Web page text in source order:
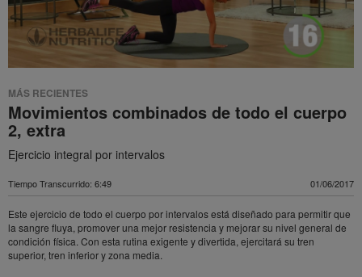
MÁS RECIENTES
Movimientos combinados de todo el cuerpo
2, extra
Ejercicio integral por intervalos
Tiempo Transcurrido: 6:49 01/06/2017
Este ejercicio de todo el cuerpo por intervalos está diseñado para permitir que
la sangre fluya, promover una mejor resistencia y mejorar su nivel general de
condición física. Con esta rutina exigente y divertida, ejercitará su tren
superior, tren inferior y zona media.